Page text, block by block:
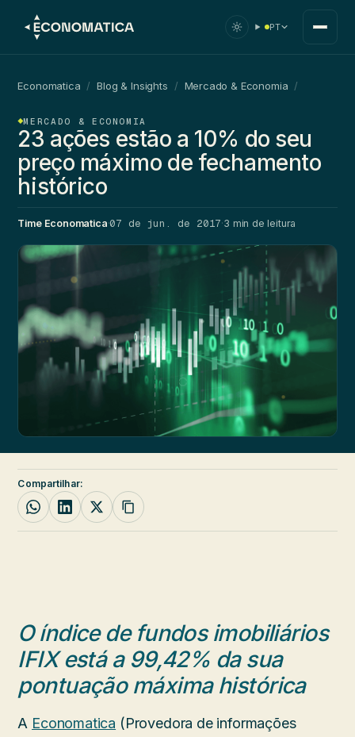
PT
Economatica / Blog & Insights / Mercado & Economia /
MERCADO & ECONOMIA
23 ações estão a 10% do seu
preço máximo de fechamento
histórico
Time Economatica·07 de jun. de 2017·3 min de leitura
Compartilhar:
O índice de fundos imobiliários
IFIX está a 99,42% da sua
pontuação máxima histórica
A Economatica (Provedora de informações